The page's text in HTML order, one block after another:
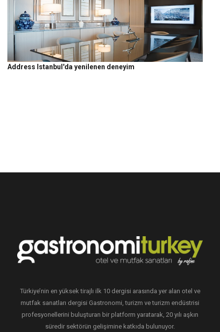
Address Istanbul'da yenilenen deneyim
Türkiye’nin en yüksek tirajlı ilk 10 dergisi arasında yer alan otel ve
mutfak sanatları dergisi Gastronomi, turizm ve turizm endüstrisi
profesyonellerini buluşturan bir platform yaratarak, 20 yılı aşkın
süredir sektörün gelişimine katkıda bulunuyor.